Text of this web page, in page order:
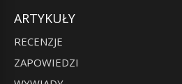
ARTYKUŁY
RECENZJE
ZAPOWIEDZI